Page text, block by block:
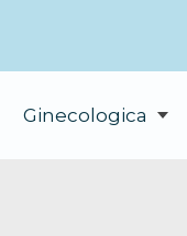
Ginecologica